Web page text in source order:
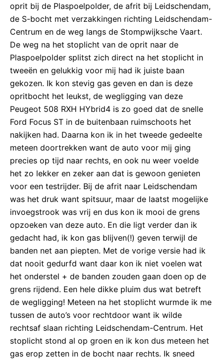
oprit bij de Plaspoelpolder, de afrit bij Leidschendam,
de S-bocht met verzakkingen richting Leidschendam-
Centrum en de weg langs de Stompwijksche Vaart.
De weg na het stoplicht van de oprit naar de
Plaspoelpolder splitst zich direct na het stoplicht in
tweeën en gelukkig voor mij had ik juiste baan
gekozen. Ik kon stevig gas geven en dan is deze
opritbocht het leukst, de wegligging van deze
Peugeot 508 RXH HYbrid4 is zo goed dat de snelle
Ford Focus ST in de buitenbaan ruimschoots het
nakijken had. Daarna kon ik in het tweede gedeelte
meteen doortrekken want de auto voor mij ging
precies op tijd naar rechts, en ook nu weer voelde
het zo lekker en zeker aan dat is gewoon genieten
voor een testrijder. Bij de afrit naar Leidschendam
was het druk want spitsuur, maar de laatst mogelijke
invoegstrook was vrij en dus kon ik mooi de grens
opzoeken van deze auto. En die ligt verder dan ik
gedacht had, ik kon gas blijven(!) geven terwijl de
banden net aan piepten. Met de vorige versie had ik
dat nooit gedurfd want daar kon ik niet voelen wat
het onderstel + de banden zouden gaan doen op de
grens rijdend. Een hele dikke pluim dus wat betreft
de wegligging! Meteen na het stoplicht wurmde ik me
tussen de auto’s voor rechtdoor want ik wilde
rechtsaf slaan richting Leidschendam-Centrum. Het
stoplicht stond al op groen en ik kon dus meteen het
gas erop zetten in de bocht naar rechts. Ik sneed